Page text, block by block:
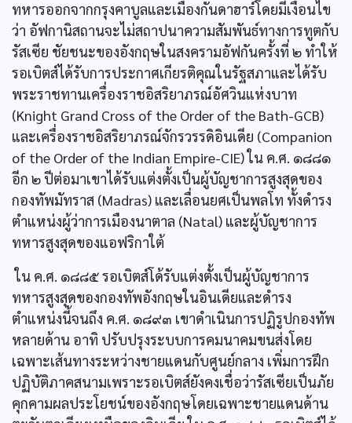
ทหารออกจากกรุงคาบูลและเมืองกันดาฮาร์โดยมีเงื่อนไข
ว่า อัฟกานิสถานจะไม่สถาปนาความสัมพันธ์ทางการทูตกับ
รัสเซีย ชัยชนะของอังกฤษในสงครามอัฟกันครั้งที่ ๒ ทำให้
รอเบิตส์ได้รับการประกาศเกียรติคุณในรัฐสภาและได้รับ
พระราชทานเครื่องราชอิสริยาภรณ์อัศวินแห่งบาท
(Knight Grand Cross of the Order of the Bath-GCB)
และเครื่องราชอิสริยาภรณ์จักรวรรดิอินเดีย (Companion
of the Order of the Indian Empire-CIE) ใน ค.ศ. ๑๘๘๑
อีก ๒ ปีต่อมาเขาได้รับแต่งตั้งเป็นผู้บัญชาการสูงสุดของ
กองทัพมัทราส (Madras) และเลื่อนยศเป็นพลโท ทั้งดำรง
ตำแหน่งผู้ว่าการเมืองนาตาล (Natal) และผู้บัญชาการ
ทหารสูงสุดของแอฟริกาใต้
ใน ค.ศ. ๑๘๘๕ รอเบิตส์โด้รับแต่งตั้งเป็นผู้บัญชาการ
ทหารสูงสุดของกองทัพอังกฤษในอินเดียและดำรง
ตำแหน่งนี้จนถึง ค.ศ. ๑๘๙๓ เขาดำเนินการปฏิรูปกองทัพ
หลายด้าน อาทิ ปรับปรุงระบบการคมนาคมขนส่งโดย
เฉพาะเส้นทางระหว่างชายแดนกับศูนย์กลาง เพิ่มการฝึก
ปฏิบัติภาคสนามเพราะรอเบิตส์ยังคงเชื่อว่ารัสเซียเป็นภัย
คุกคามผลประโยชน์ของอังกฤษโดยเฉพาะชายแดนด้าน